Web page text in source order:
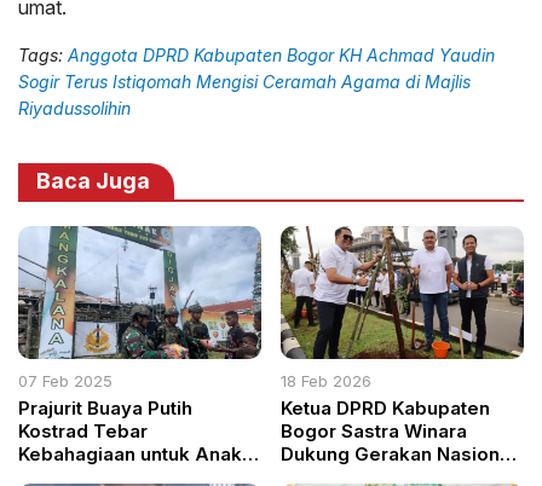
umat.
Tags: Anggota DPRD Kabupaten Bogor KH Achmad Yaudin
Sogir Terus Istiqomah Mengisi Ceramah Agama di Majlis
Riyadussolihin
Baca Juga
07 Feb 2025
Prajurit Buaya Putih
Kostrad Tebar
Kebahagiaan untuk Anak-
18 Feb 2026
Ketua DPRD Kabupaten
Bogor Sastra Winara
Dukung Gerakan Nasional